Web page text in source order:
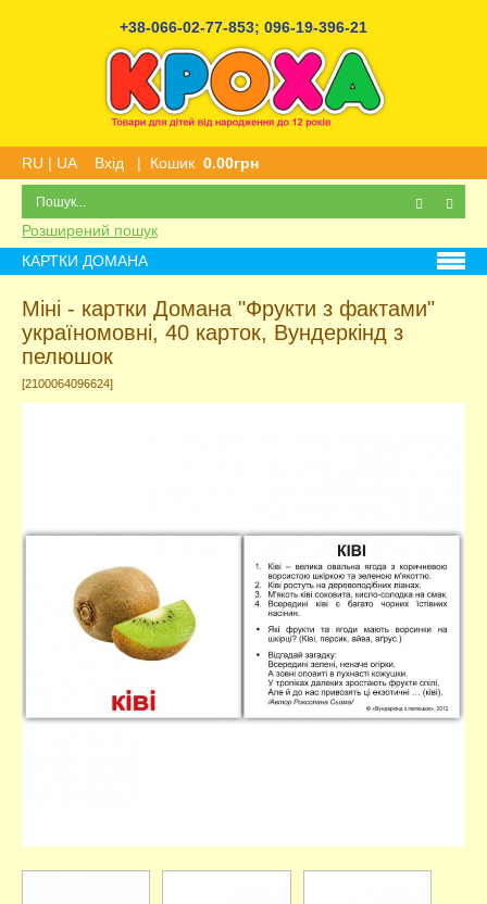
+38-066-02-77-853; 096-19-396-21
RU | UA Вхід | Кошик 0.00грн
Розширений пошук
КАРТКИ ДОМАНА
Міні - картки Домана "Фрукти з фактами"
україномовні, 40 карток, Вундеркінд з
пелюшок
[2100064096624]